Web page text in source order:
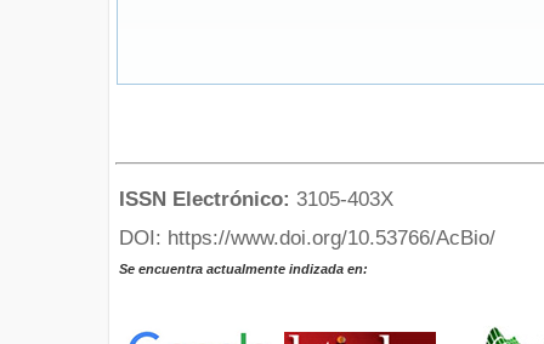
ISSN Electrónico: 3105-403X
DOI: https://www.doi.org/10.53766/AcBio/
Se encuentra actualmente indizada en: